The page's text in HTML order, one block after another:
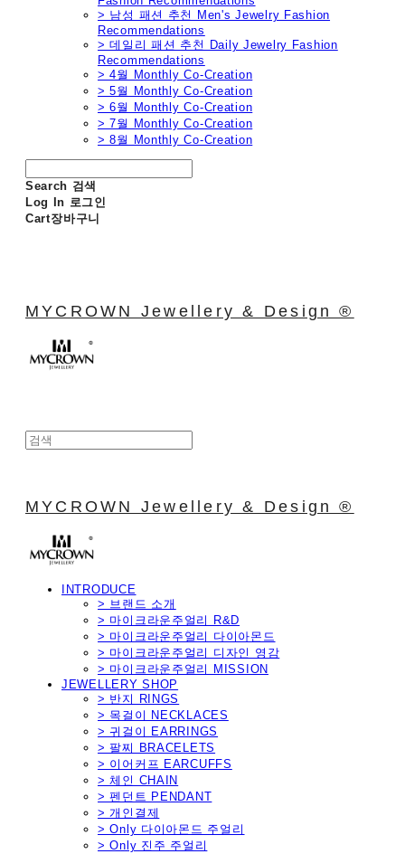
> 남성 패션 추천 Men's Jewelry Fashion
Recommendations
> 데일리 패션 추천 Daily Jewelry Fashion
Recommendations
> 4월 Monthly Co-Creation
> 5월 Monthly Co-Creation
> 6월 Monthly Co-Creation
> 7월 Monthly Co-Creation
> 8월 Monthly Co-Creation
Search 검색
Log In 로그인
Cart장바구니
MYCROWN Jewellery & Design ®
MYCROWN Jewellery & Design ®
INTRODUCE
> 브랜드 소개
> 마이크라운주얼리 R&D
> 마이크라운주얼리 다이아몬드
> 마이크라운주얼리 디자인 영감
> 마이크라운주얼리 MISSION
JEWELLERY SHOP
> 반지 RINGS
> 목걸이 NECKLACES
> 귀걸이 EARRINGS
> 팔찌 BRACELETS
> 이어커프 EARCUFFS
> 체인 CHAIN
> 펜던트 PENDANT
> 개인결제
> Only 다이아몬드 주얼리
> Only 진주 주얼리